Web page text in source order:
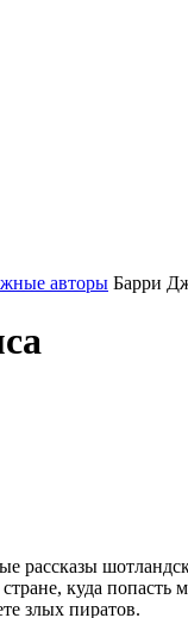
авторы Барри
куда
злых пиратов.